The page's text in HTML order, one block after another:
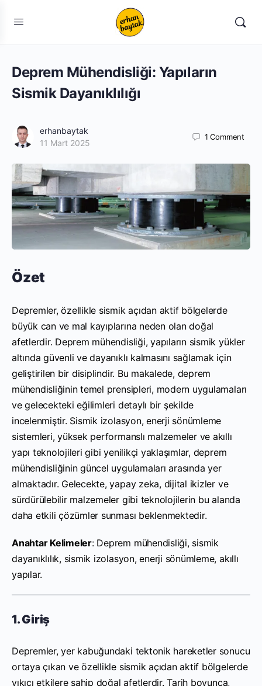
Deprem Mühendisliği: Yapıların
Sismik Dayanıklılığı
erhanbaytak
11 Mart 2025
1Comment
Özet
Depremler, özellikle sismik açıdan aktif bölgelerde
büyük can ve mal kayıplarına neden olan doğal
afetlerdir. Deprem mühendisliği, yapıların sismik yükler
altında güvenli ve dayanıklı kalmasını sağlamak için
geliştirilen bir disiplindir. Bu makalede, deprem
mühendisliğinin temel prensipleri, modern uygulamaları
ve gelecekteki eğilimleri detaylı bir şekilde
incelenmiştir. Sismik izolasyon, enerji sönümleme
sistemleri, yüksek performanslı malzemeler ve akıllı
yapı teknolojileri gibi yenilikçi yaklaşımlar, deprem
mühendisliğinin güncel uygulamaları arasında yer
almaktadır. Gelecekte, yapay zeka, dijital ikizler ve
sürdürülebilir malzemeler gibi teknolojilerin bu alanda
daha etkili çözümler sunması beklenmektedir.
Anahtar Kelimeler: Deprem mühendisliği, sismik
dayanıklılık, sismik izolasyon, enerji sönümleme, akıllı
yapılar.
1. Giriş
Depremler, yer kabuğundaki tektonik hareketler sonucu
ortaya çıkan ve özellikle sismik açıdan aktif bölgelerde
yıkıcı etkilere sahip doğal afetlerdir. Tarih boyunca,